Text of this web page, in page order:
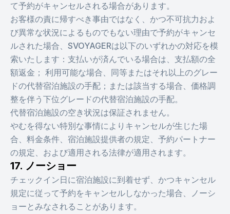
て予約がキャンセルされる場合があります。
お客様の責に帰すべき事由ではなく、かつ不可抗力およ
び異常な状況によるものでもない理由で予約がキャンセ
ルされた場合、SVOYAGERは以下のいずれかの対応を模
索いたします：支払いが済んでいる場合は、支払額の全
額返金； 利用可能な場合、同等またはそれ以上のグレー
ドの代替宿泊施設の手配；または該当する場合、価格調
整を伴う下位グレードの代替宿泊施設の手配。
代替宿泊施設の空き状況は保証されません。
やむを得ない特別な事情によりキャンセルが生じた場
合、料金条件、宿泊施設提供者の規定、予約パートナー
の規定、および適用される法律が適用されます。
17. ノーショー
チェックイン日に宿泊施設に到着せず、かつキャンセル
規定に従って予約をキャンセルしなかった場合、ノーシ
ョーとみなされることがあります。